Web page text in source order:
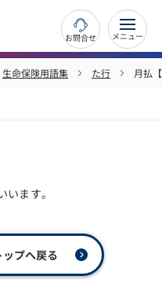
お問合せ
生命保険用語集 た行 月払
ます。
プへ戻る